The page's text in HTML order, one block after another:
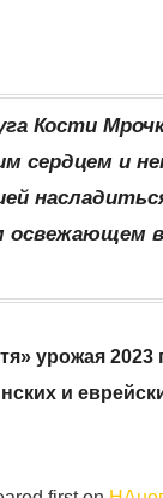
Кости
сердцем и
освежающем
урожая 2023
и